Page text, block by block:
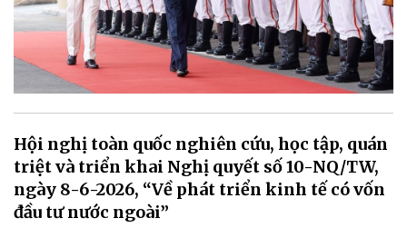
Hội nghị toàn quốc nghiên cứu, học tập, quán
triệt và triển khai Nghị quyết số 10-NQ/TW,
ngày 8-6-2026, “Về phát triển kinh tế có vốn
đầu tư nước ngoài”